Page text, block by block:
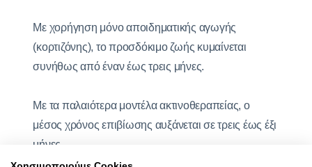
Με χορήγηση μόνο αποιδηματικής αγωγής
(κορτιζόνης), το προσδόκιμο ζωής κυμαίνεται
συνήθως από έναν έως τρεις μήνες.
Με τα παλαιότερα μοντέλα ακτινοθεραπείας, ο
μέσος χρόνος επιβίωσης αυξάνεται σε τρεις έως έξι
μήνες.